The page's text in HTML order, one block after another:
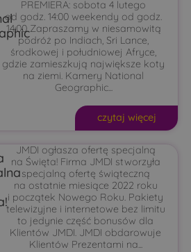
PREMIERA: sobota 4 lutego
od godz. 14:00 weekendy od godz.
14:00 Zapraszamy w niesamowitą
podróż po Indiach, Sri Lance,
środkowej i południowej Afryce,
gdzie zamieszkują największe koty
na ziemi. Kamery National
Geographic...
czytaj więcej
JMDI ogłasza ofertę specjalną
na Święta! Firma JMDI stworzyła
specjalną ofertę świąteczną
na ostatnie miesiące 2022 roku
i początek Nowego Roku. Pakiety
telewizyjne i internetowe bez limitu
to jedynie część bonusów dla
Klientów JMDI. JMDI obdarowuje
Klientów Prezentami na...